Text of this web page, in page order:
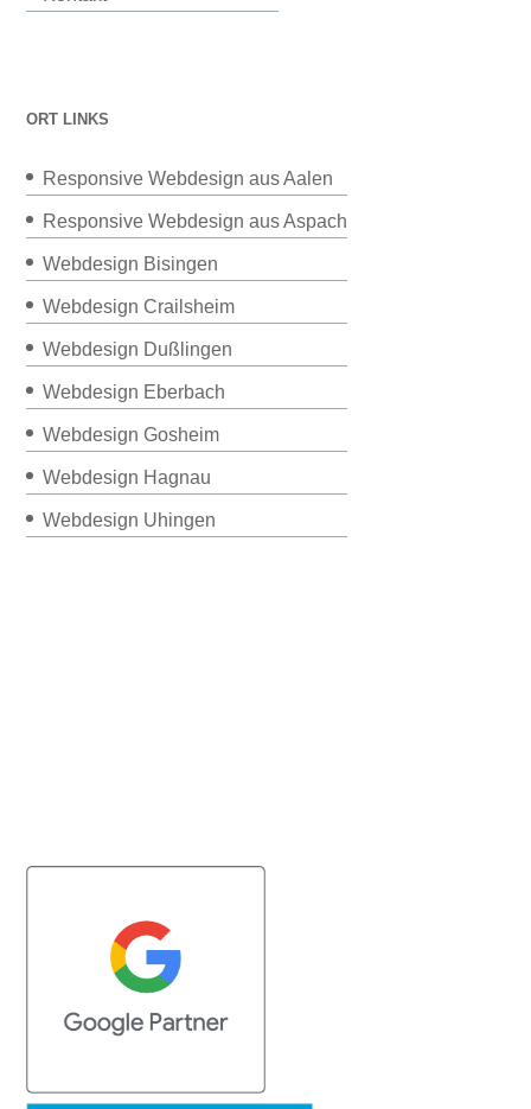
ORT LINKS
Responsive Webdesign aus Aalen
Responsive Webdesign aus Aspach
Webdesign Bisingen
Webdesign Crailsheim
Webdesign Dußlingen
Webdesign Eberbach
Webdesign Gosheim
Webdesign Hagnau
Webdesign Uhingen